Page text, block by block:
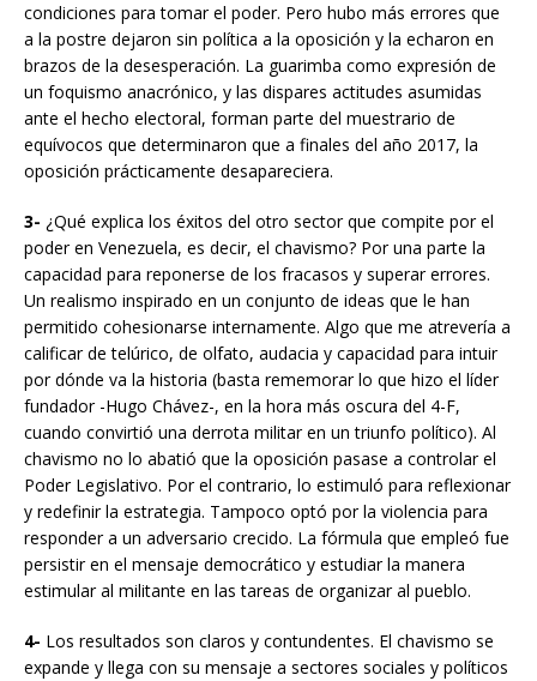
condiciones para tomar el poder. Pero hubo más errores que
a la postre dejaron sin política a la oposición y la echaron en
brazos de la desesperación. La guarimba como expresión de
un foquismo anacrónico, y las dispares actitudes asumidas
ante el hecho electoral, forman parte del muestrario de
equívocos que determinaron que a finales del año 2017, la
oposición prácticamente desapareciera.
3- ¿Qué explica los éxitos del otro sector que compite por el
poder en Venezuela, es decir, el chavismo? Por una parte la
capacidad para reponerse de los fracasos y superar errores.
Un realismo inspirado en un conjunto de ideas que le han
permitido cohesionarse internamente. Algo que me atrevería a
calificar de telúrico, de olfato, audacia y capacidad para intuir
por dónde va la historia (basta rememorar lo que hizo el líder
fundador -Hugo Chávez-, en la hora más oscura del 4-F,
cuando convirtió una derrota militar en un triunfo político). Al
chavismo no lo abatió que la oposición pasase a controlar el
Poder Legislativo. Por el contrario, lo estimuló para reflexionar
y redefinir la estrategia. Tampoco optó por la violencia para
responder a un adversario crecido. La fórmula que empleó fue
persistir en el mensaje democrático y estudiar la manera
estimular al militante en las tareas de organizar al pueblo.
4- Los resultados son claros y contundentes. El chavismo se
expande y llega con su mensaje a sectores sociales y políticos